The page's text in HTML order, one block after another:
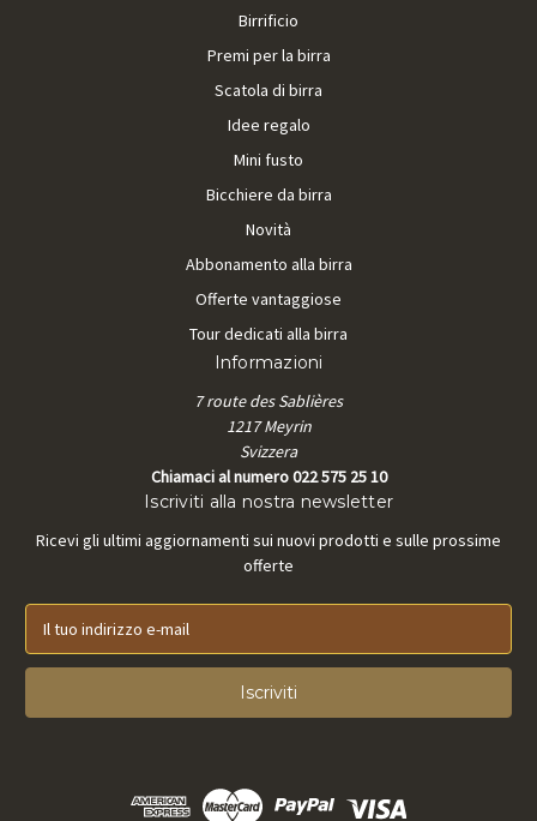
Birrificio
Premi per la birra
Scatola di birra
Idee regalo
Mini fusto
Bicchiere da birra
Novità
Abbonamento alla birra
Offerte vantaggiose
Tour dedicati alla birra
Informazioni
7 route des Sablières
1217 Meyrin
Svizzera
Chiamaci al numero 022 575 25 10
Iscriviti alla nostra newsletter
Ricevi gli ultimi aggiornamenti sui nuovi prodotti e sulle prossime
offerte
d
r